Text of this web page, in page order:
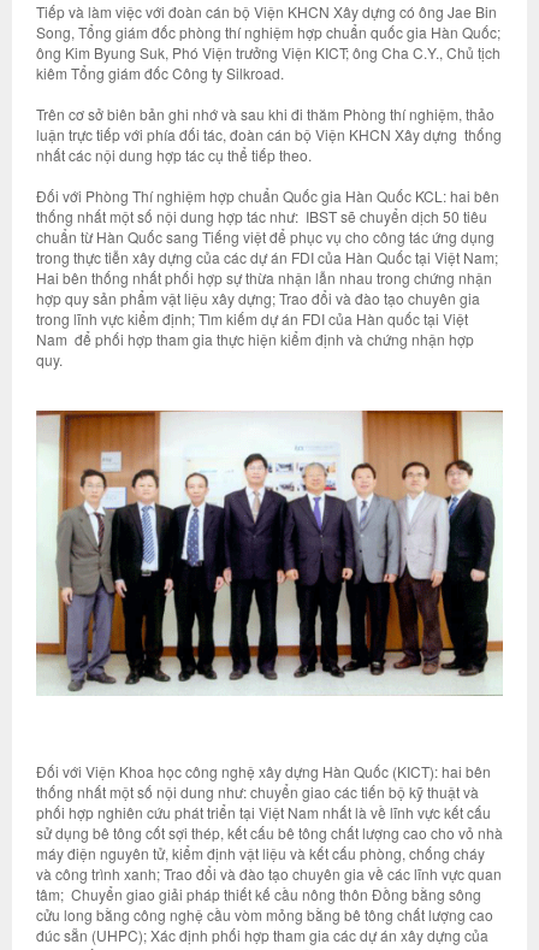
Tiếp và làm việc với đoàn cán bộ Viện KHCN Xây dựng có ông Jae Bin
Song, Tổng giám đốc phòng thí nghiệm hợp chuẩn quốc gia Hàn Quốc;
ông Kim Byung Suk, Phó Viện trưởng Viện KICT; ông Cha C.Y., Chủ tịch
kiêm Tổng giám đốc Công ty Silkroad.
Trên cơ sở biên bản ghi nhớ và sau khi đi thăm Phòng thí nghiệm, thảo
luận trực tiếp với phía đối tác, đoàn cán bộ Viện KHCN Xây dựng thống
nhất các nội dung hợp tác cụ thể tiếp theo.
Đối với Phòng Thí nghiệm hợp chuẩn Quốc gia Hàn Quốc KCL: hai bên
thống nhất một số nội dung hợp tác như: IBST sẽ chuyển dịch 50 tiêu
chuẩn từ Hàn Quốc sang Tiếng việt để phục vụ cho công tác ứng dụng
trong thực tiễn xây dựng của các dự án FDI của Hàn Quốc tại Việt Nam;
Hai bên thống nhất phối hợp sự thừa nhận lẫn nhau trong chứng nhận
hợp quy sản phẩm vật liệu xây dựng; Trao đổi và đào tạo chuyên gia
trong lĩnh vực kiểm định; Tìm kiếm dự án FDI của Hàn quốc tại Việt
Nam để phối hợp tham gia thực hiện kiểm định và chứng nhận hợp
quy.
Đối với Viện Khoa học công nghệ xây dựng Hàn Quốc (KICT): hai bên
thống nhất một số nội dung như: chuyển giao các tiến bộ kỹ thuật và
phối hợp nghiên cứu phát triển tại Việt Nam nhất là về lĩnh vực kết cấu
sử dụng bê tông cốt sợi thép, kết cấu bê tông chất lượng cao cho vỏ nhà
máy điện nguyên tử, kiểm định vật liệu và kết cấu phòng, chống cháy
và công trình xanh; Trao đổi và đào tạo chuyên gia về các lĩnh vực quan
tâm; Chuyển giao giải pháp thiết kế cầu nông thôn Đồng bằng sông
cửu long bằng công nghệ cầu vòm mỏng bằng bê tông chất lượng cao
đúc sẵn (UHPC); Xác định phối hợp tham gia các dự án xây dựng của